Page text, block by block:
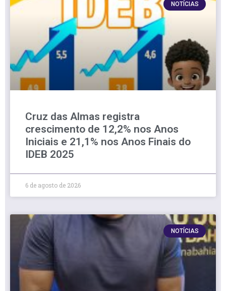
NOTÍCIAS
Cruz das Almas registra
crescimento de 12,2% nos Anos
Iniciais e 21,1% nos Anos Finais do
IDEB 2025
6 de agosto de 2026
NOTÍCIAS